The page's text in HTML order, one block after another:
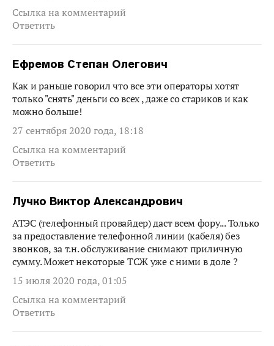
Ссылка на комментарий
Ответить
Ефремов Степан Олегович
Как и раньше говорил что все эти операторы хотят
только "снять" деньги со всех , даже со стариков и как
можно больше!
27 сентября 2020 года, 18:18
Ссылка на комментарий
Ответить
Лучко Виктор Александрович
АТЭС (телефонный провайдер) даст всем фору... Только
за предоставление телефонной линии (кабеля) без
звонков, за т.н. обслуживание снимают приличную
сумму. Может некоторые ТСЖ уже с ними в доле ?
15 июля 2020 года, 01:05
Ссылка на комментарий
Ответить